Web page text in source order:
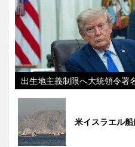
出生地主義制限へ大統領令署
米イスラエル